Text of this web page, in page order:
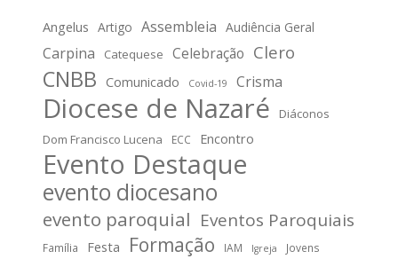
Angelus Artigo Assembleia Audiência Geral
Carpina Catequese Celebração Clero
CNBB Comunicado Covid-19 Crisma
Diocese de Nazaré
Diáconos
Dom Francisco Lucena
ECC Encontro
Evento Destaque
evento diocesano
evento paroquial Eventos Paroquiais
Família Festa Formação IAM Igreja Jovens